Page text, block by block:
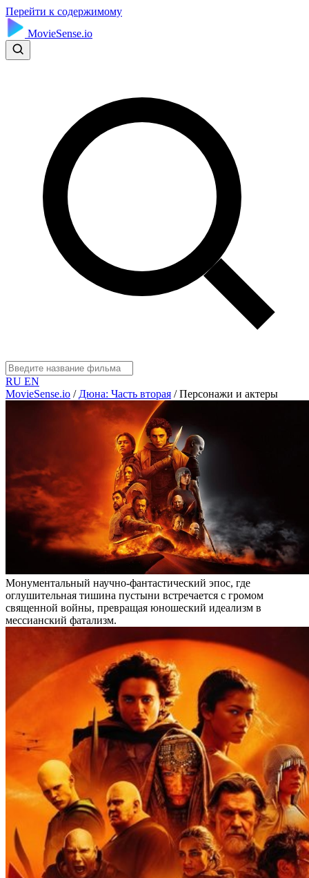
Перейти к содержимому
MovieSense.io
RU EN
MovieSense.io / Дюна: Часть вторая / Персонажи и актеры
Монументальный научно-фантастический эпос, где
оглушительная тишина пустыни встречается с громом
священной войны, превращая юношеский идеализм в
мессианский фатализм.